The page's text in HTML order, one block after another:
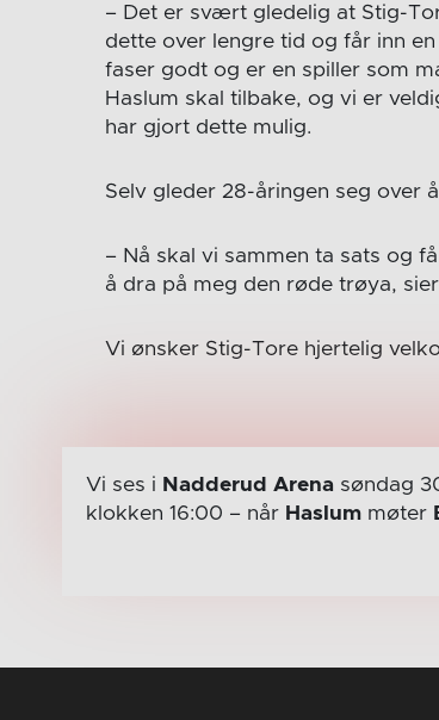
– Det er svært gledelig at Stig-
dette over lengre tid og får inn
faser godt og er en spiller som
Haslum skal tilbake, og vi er
har gjort dette mulig.
Selv gleder 28-åringen seg over
– Nå skal vi sammen ta sats og
å dra på meg den røde trøya,
Vi ønsker Stig-Tore hjertelig
Vi ses i Nadderud Arenasøndag
klokken 16:00 – når Haslummøter